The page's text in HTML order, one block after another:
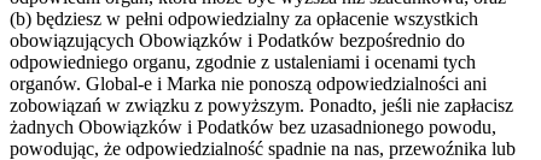
(b) będziesz w pełni odpowiedzialny za opłacenie wszystkich
obowiązujących Obowiązków i Podatków bezpośrednio do
odpowiedniego organu, zgodnie z ustaleniami i ocenami tych
organów. Global-e i Marka nie ponoszą odpowiedzialności ani
zobowiązań w związku z powyższym. Ponadto, jeśli nie zapłacisz
żadnych Obowiązków i Podatków bez uzasadnionego powodu,
powodując, że odpowiedzialność spadnie na nas, przewoźnika lub